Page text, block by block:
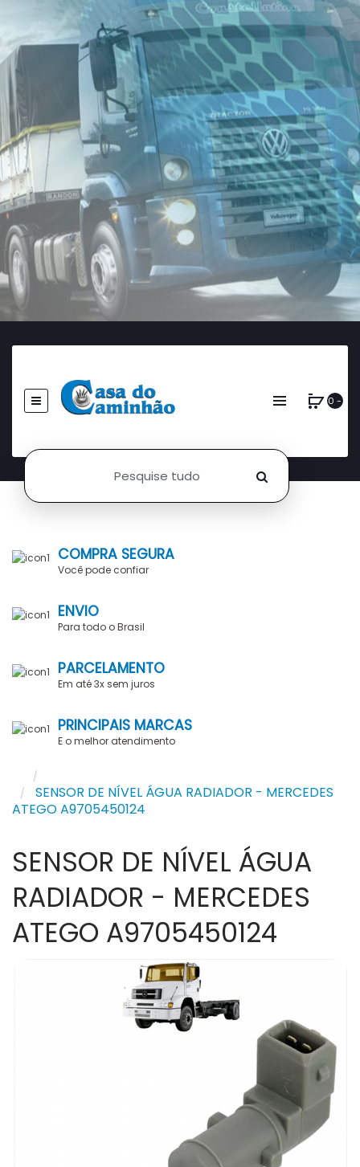
0 -
COMPRA SEGURA
Você pode confiar
ENVIO
Para todo o Brasil
PARCELAMENTO
Em até 3x sem juros
PRINCIPAIS MARCAS
E o melhor atendimento
SENSOR DE NÍVEL ÁGUA RADIADOR - MERCEDES
ATEGO A9705450124
SENSOR DE NÍVEL ÁGUA
RADIADOR - MERCEDES
ATEGO A9705450124